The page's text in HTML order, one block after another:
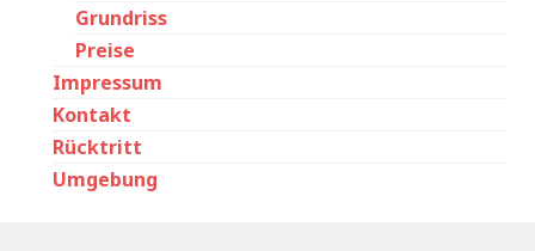
Grundriss
Preise
Impressum
Kontakt
Rücktritt
Umgebung